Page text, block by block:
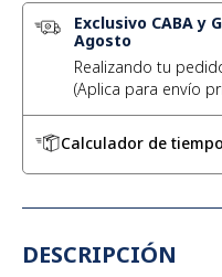
Exclusivo CABA y
Agosto
Realizando tu
Calculador de
DESCRIPCIÓN